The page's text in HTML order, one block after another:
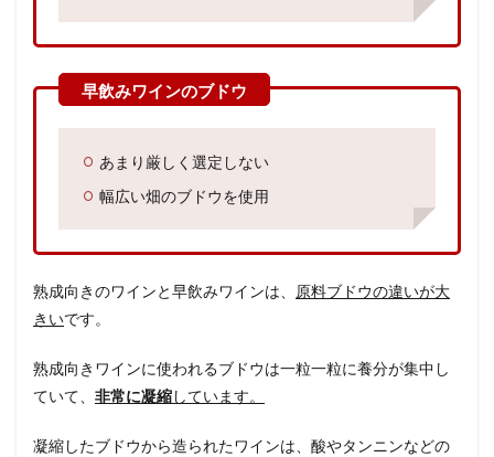
あまり厳しく選定しない
幅広い畑のブドウを使用
熟成向きのワインと早飲みワインは、
原料ブドウの違いが大
きいです。
熟成向きワインに使われるブドウは一粒一粒に養分が集中し
ていて、 非常に凝縮しています。
凝縮したブドウから造られたワインは、酸やタンニンなどの